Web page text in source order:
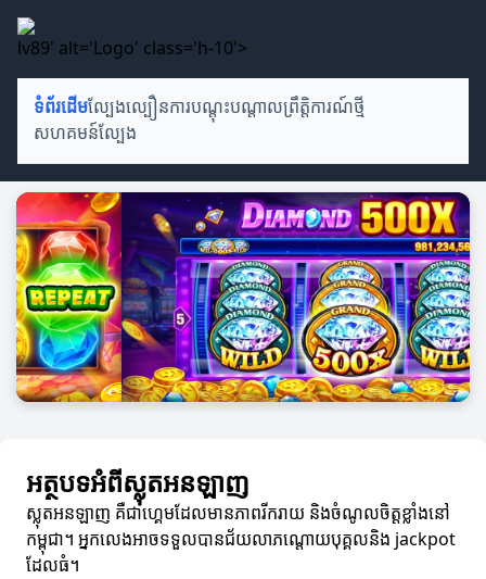
lv89' alt='Logo' class='h-10'>
ទំព័រដើមល្បែងល្បឿនការបណ្តុះបណ្តាលព្រឹត្តិការណ៍ថ្មី
សហគមន៍ល្បែង
អត្ថបទអំពីស្លុតអនឡាញ
ស្លុតអនឡាញ គឺជាហ្គេមដែលមានភាពរីករាយ និងចំណូលចិត្តខ្លាំងនៅ
កម្ពុជា។ អ្នកលេងអាចទទួលបានជ័យលាភណ្តោយបុគ្គលនិង jackpot
ដែលធំ។